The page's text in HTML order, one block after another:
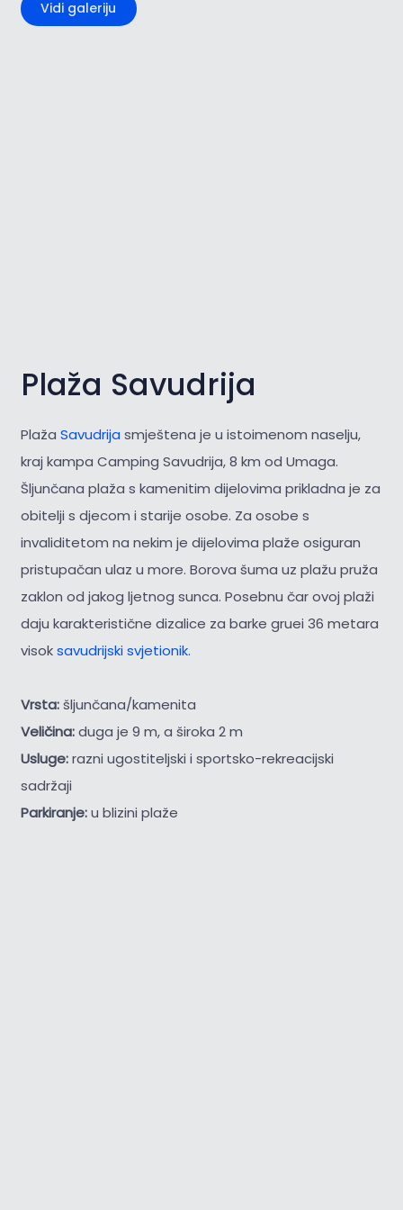
Vidi galeriju
Plaža Savudrija
Plaža Savudrija smještena je u istoimenom naselju,
kraj kampa Camping Savudrija, 8 km od Umaga.
Šljunčana plaža s kamenitim dijelovima prikladna je za
obitelji s djecom i starije osobe. Za osobe s
invaliditetom na nekim je dijelovima plaže osiguran
pristupačan ulaz u more. Borova šuma uz plažu pruža
zaklon od jakog ljetnog sunca. Posebnu čar ovoj plaži
daju karakteristične dizalice za barke gruei 36 metara
visoksavudrijski svjetionik.
Vrsta:šljunčana/kamenita
Veličina:duga je 9 m, a široka 2 m
Usluge:razni ugostiteljski i sportsko-rekreacijski
sadržaji
Parkiranje:u blizini plaže